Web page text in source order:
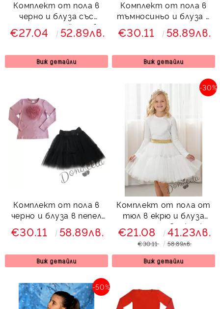
Комплект от пола в
черно и блуза със
сърце от пайети в
червено
€27.04 52.89лв.
Виж детайли
Комплект от пола в
тъмносиньо и блуза в
пепел от рози със
сърце от тюл Contrast
€30.11 58.89лв.
Виж детайли
Комплект от пола в
черно и блуза в пепел
от рози със сърце от
тюл Contrast
€30.11 58.89лв.
Виж детайли
Комплект от пола от
тюл в екрю и блуза
със сърце Contrast
-30%
€21.08 41.23лв.
€30.11 58.89лв.
Виж детайли
-50%